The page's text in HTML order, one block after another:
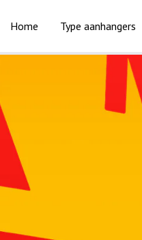
Home Type aanhangers